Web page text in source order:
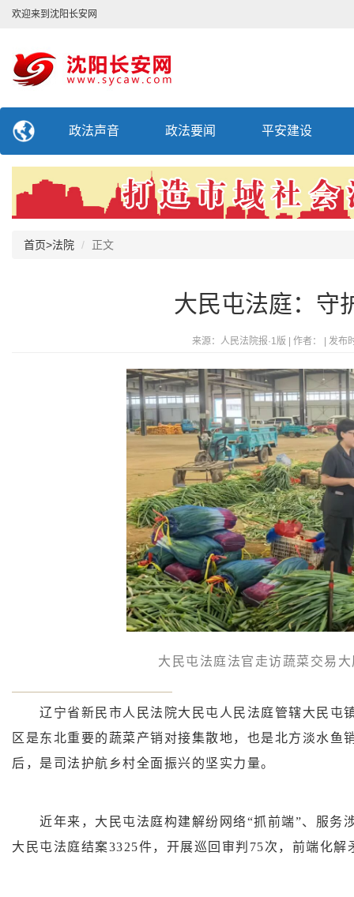
欢迎来到沈阳长安网
政法声音 政法要闻 平安建设
首页>法院 正文
大民屯法庭：守
来源：人民法院报·1版 | 作者： | 发
大民屯法庭法官走访蔬菜交易
辽宁省新民市人民法院大民屯人民法庭管辖大民屯
区是东北重要的蔬菜产销对接集散地，也是北方淡水鱼
后，是司法护航乡村全面振兴的坚实力量。
近年来，大民屯法庭构建解纷网络“抓前端”、服务
大民屯法庭结案3325件，开展巡回审判75次，前端化解